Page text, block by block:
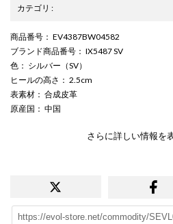
カテゴリ :
商品番号 ： EV4387BW04582
ブランド商品番号 ： IX5487 SV
色 ： シルバー（SV）
ヒールの高さ ： 2.5cm
表素材 ： 合成皮革
原産国 ： 中国
さらに詳しい情報を